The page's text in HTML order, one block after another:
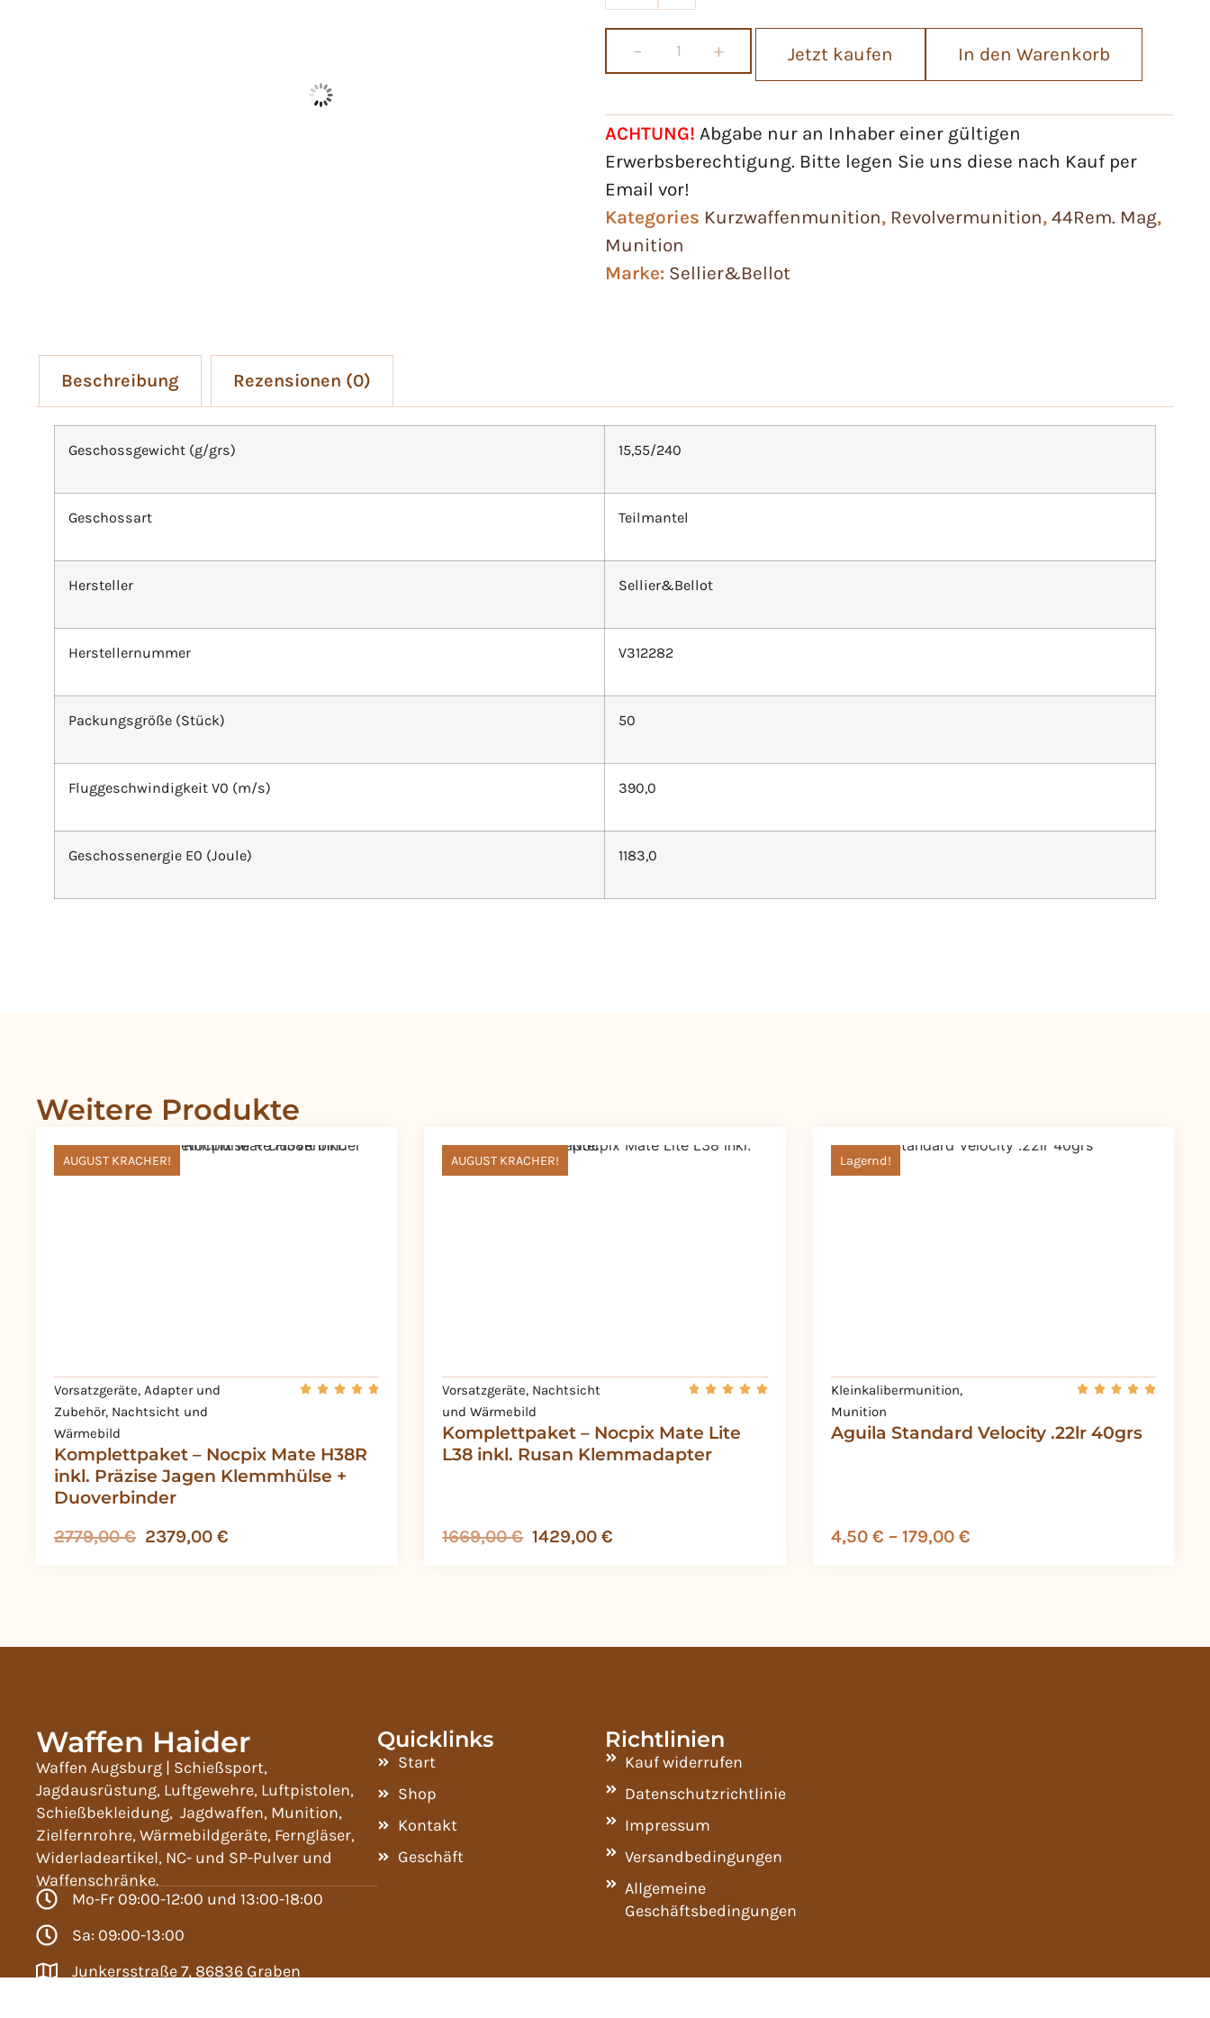
− + Jetzt kaufen In den Warenkorb
ACHTUNG! Abgabe nur an Inhaber einer gültigen
Erwerbsberechtigung. Bitte legen Sie uns diese nach Kauf per
Email vor!
Kategories Kurzwaffenmunition, Revolvermunition, 44Rem. Mag,
Munition
Marke: Sellier&Bellot
Beschreibung Rezensionen (0)
Geschossgewicht (g/grs) 15,55/240
Geschossart Teilmantel
Hersteller Sellier&Bellot
Herstellernummer V312282
Packungsgröße (Stück) 50
Fluggeschwindigkeit V0 (m/s) 390,0
Geschossenergie E0 (Joule) 1183,0
Weitere Produkte
Komplettpaket – Nocpix Mate H38R
inkl. Präzise Jagen Klemmhülse +
Duoverbinder
AUGUST KRACHER!
Vorsatzgeräte, Adapter und
Zubehör, Nachtsicht und
Wärmebild
2779,00€ 2379,00 €
Komplettpaket – Nocpix Mate Lite
L38 inkl. Rusan Klemmadapter
AUGUST KRACHER!
Vorsatzgeräte, Nachtsicht
und Wärmebild
1669,00€ 1429,00€
Aguila Standard Velocity .22lr 40grs
Lagernd!
Kleinkalibermunition,
Munition
4,50 € – 179,00 €
Waffen Haider
Waffen Augsburg | Schießsport,
Jagdausrüstung, Luftgewehre, Luftpistolen,
Schießbekleidung, Jagdwaffen, Munition,
Zielfernrohre, Wärmebildgeräte, Ferngläser,
Widerladeartikel, NC- und SP-Pulver und
Waffenschränke.
Mo-Fr 09:00-12:00 und 13:00-18:00
Sa: 09:00-13:00
Junkersstraße 7, 86836 Graben
Quicklinks
Start
Shop
Kontakt
Geschäft
Richtlinien
Kauf widerrufen
Datenschutzrichtlinie
Impressum
Versandbedingungen
Allgemeine
Geschäftsbedingungen